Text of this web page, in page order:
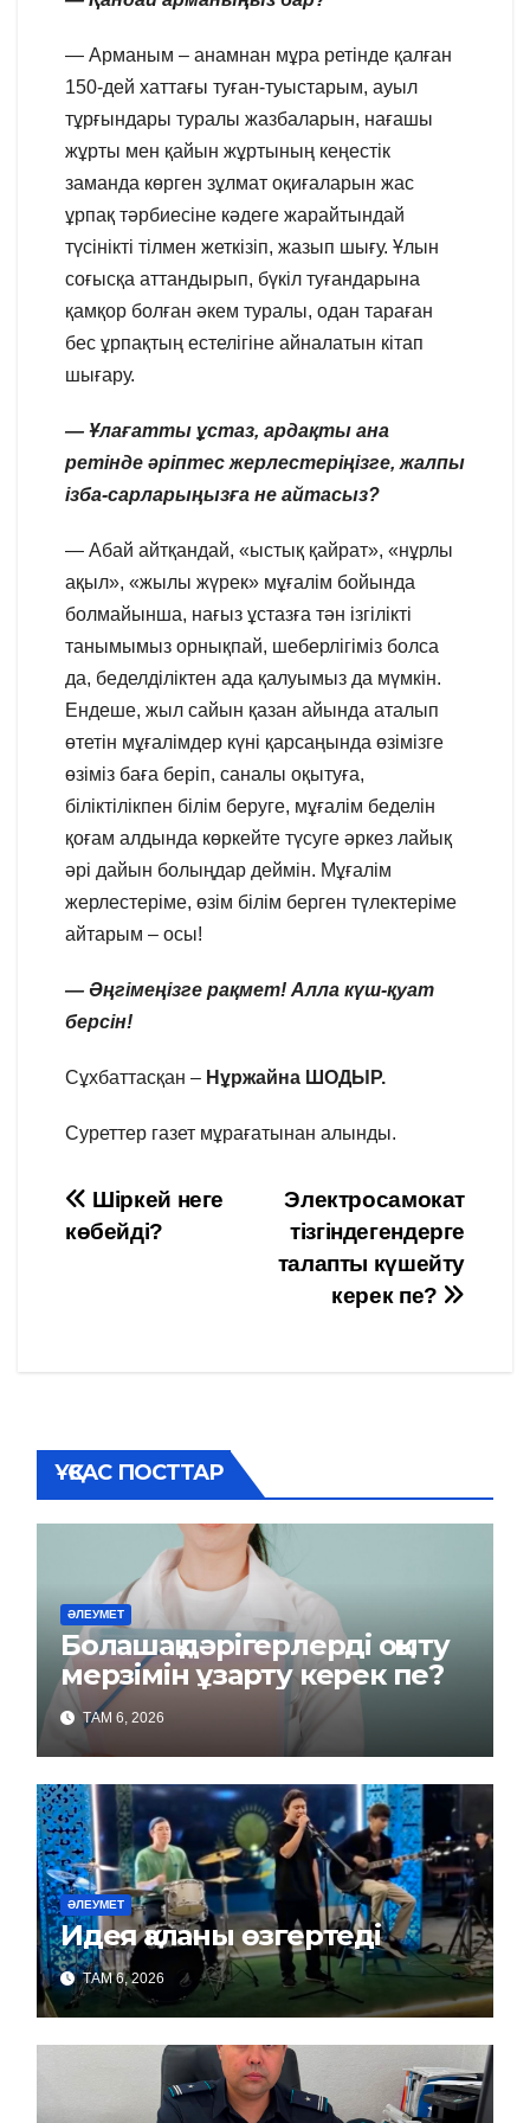
— Арманым – анамнан мұра ретінде қалған
150-дей хаттағы туған-туыстарым, ауыл
тұрғындары туралы жазбаларын, нағашы
жұрты мен қайын жұртының кеңестік
заманда көрген зұлмат оқиғаларын жас
ұрпақ тәрбиесіне кәдеге жарайтындай
түсінікті тілмен жеткізіп, жазып шығу. Ұлын
соғысқа аттандырып, бүкіл туғандарына
қамқор болған әкем туралы, одан тараған
бес ұрпақтың естелігіне айналатын кітап
шығару.
— Ұлағатты ұстаз, ардақты ана
ретінде әріптес жерлестеріңізге, жалпы
ізба-сарларыңызға не айтасыз?
— Абай айтқандай, «ыстық қайрат», «нұрлы
ақыл», «жылы жүрек» мұғалім бойында
болмайынша, нағыз ұстазға тән ізгілікті
танымымыз орнықпай, шеберлігіміз болса
да, беделділіктен ада қалуымыз да мүмкін.
Ендеше, жыл сайын қазан айында аталып
өтетін мұғалімдер күні қарсаңында өзімізге
өзіміз баға беріп, саналы оқытуға,
біліктілікпен білім беруге, мұғалім беделін
қоғам алдында көркейте түсуге әркез лайық
әрі дайын болыңдар деймін. Мұғалім
жерлестеріме, өзім білім берген түлектеріме
айтарым – осы!
— Әңгімеңізге рақмет! Алла күш-қуат
берсін!
Сұхбаттасқан – Нұржайна ШОДЫР.
Суреттер газет мұрағатынан алынды.
Навигация
Электросамокат
тізгіндегендерге
талапты күшейту
керек пе?
Шіркей неге
көбейді?
ҰҚСАС ПОСТТАР
ӘЛЕУМЕТ
Болашақ дәрігерлерді оқыту
мерзімін ұзарту керек пе?
ТАМ 6, 2026
ӘЛЕУМЕТ
Идея қаланы өзгертеді
ТАМ 6, 2026